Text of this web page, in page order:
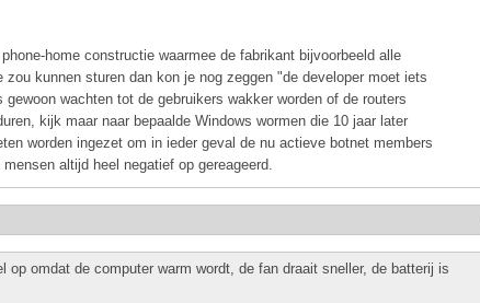
home constructie waarmee de fabrikant bijvoorbeeld alle
kunnen sturen dan kon je nog zeggen "de developer moet iets
wachten tot de gebruikers wakker worden of de routers
kijk maar naar bepaalde Windows wormen die 10 jaar later
worden ingezet om in ieder geval de nu actieve botnet members
altijd heel negatief op gereageerd.
op omdat de computer warm wordt, de fan draait sneller, de batterij is